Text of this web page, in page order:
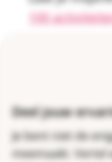
100
Deel jouw
Je bent niet de
meemaakt.